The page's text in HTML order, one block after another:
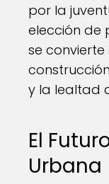
por la
elección de
se
y la lealtad
El
Urbana